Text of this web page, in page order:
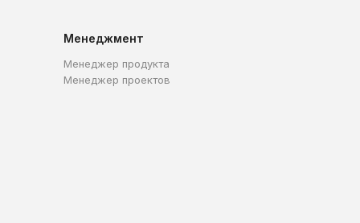
Менеджмент
Менеджер продукта
Менеджер проектов